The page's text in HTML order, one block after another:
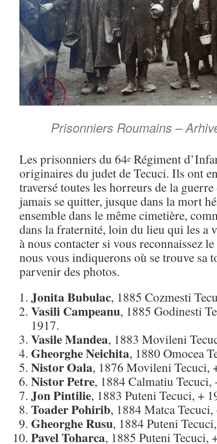
Prisonniers Roumains –
Les prisonniers du 64e Régiment
originaires du judet de Tecuci. Ils ont
traversé toutes les horreurs de la
jamais se quitter, jusque dans la mort
ensemble dans le même cimetière,
dans la fraternité, loin du lieu qui les a
à nous contacter si vous reconnaissez
nous vous indiquerons où se trouve sa
parvenir des photos.
Jonita Bubulac, 1885 Cozmesti
Vasili Campeanu, 1885 Godinesti
1917.
Vasile Mandea, 1883 Movileni
Gheorghe Neichita, 1880 Omocea
Nistor Oala, 1876 Movileni Tecuci,
Nistor Petre, 1884 Calmatiu
Jon Pintilie, 1883 Puteni Tecuci, +
Toader Pohirib, 1884 Matca
Gheorghe Rusu, 1884 Puteni
Pavel Toharca, 1885 Puteni Tecuci,